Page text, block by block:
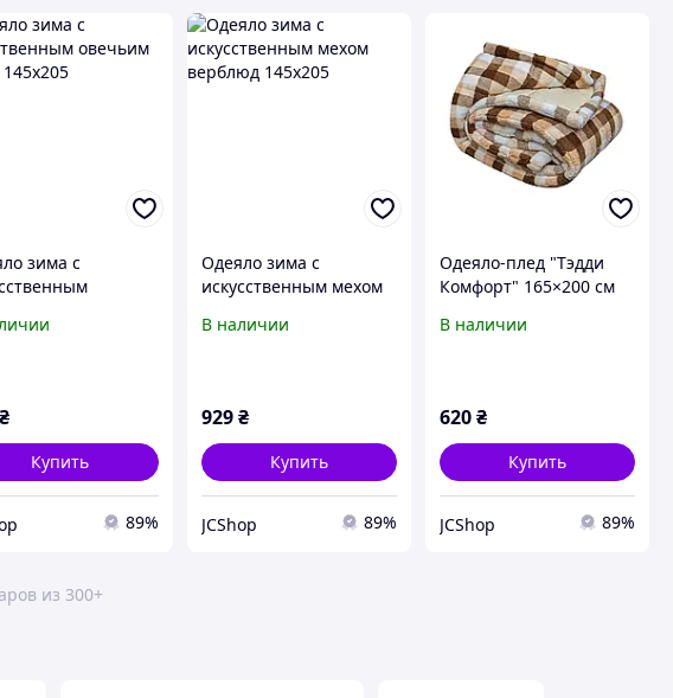
зима с
₴
Купить
89%
Одеяло зима с
искусственным мехом
В наличии
929 ₴
Купить
JCShop 89%
Одеяло-плед "Тэдди
Комфорт" 165×200 см
В наличии
620₴
Купить
JCShop 89%
из 300+